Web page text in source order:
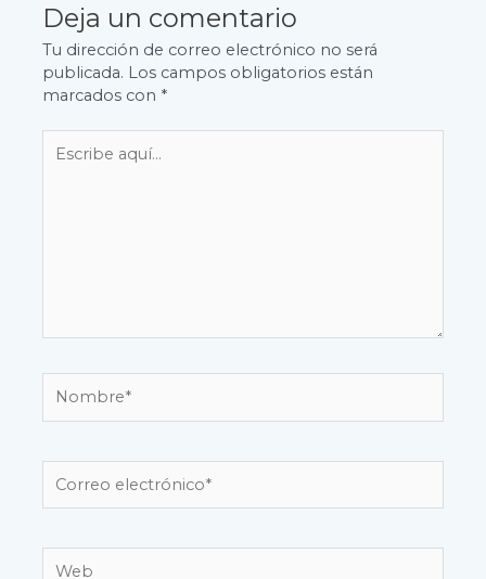
Deja un comentario
Tu dirección de correo electrónico no será
publicada. Los campos obligatorios están
marcados con *
aquí...
electrónico*